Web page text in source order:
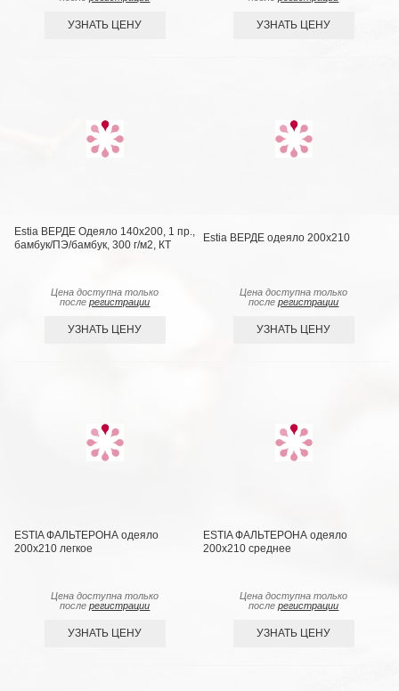
УЗНАТЬ ЦЕНУ УЗНАТЬ ЦЕНУ
Estia ВЕРДЕ Одеяло 140х200, 1 пр.,
бамбук/ПЭ/бамбук, 300 г/м2, КТ
Цена доступна только
послерегистрации
УЗНАТЬ ЦЕНУ
Estia ВЕРДЕ одеяло 200х210
Цена доступна только
послерегистрации
УЗНАТЬ ЦЕНУ
ESTIA ФАЛЬТЕРОНА одеяло
200х210 легкое
Цена доступна только
послерегистрации
УЗНАТЬ ЦЕНУ
ESTIA ФАЛЬТЕРОНА одеяло
200х210 среднее
Цена доступна только
послерегистрации
УЗНАТЬ ЦЕНУ